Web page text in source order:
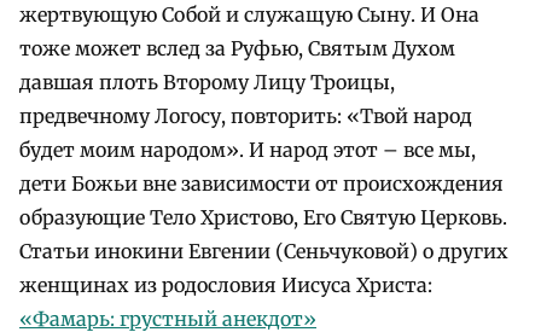
жертвующую Собой и служащую Сыну. И Она
тоже может вслед за Руфью, Святым Духом
давшая плоть Второму Лицу Троицы,
предвечному Логосу, повторить: «Твой народ
будет моим народом». И народ этот – все мы,
дети Божьи вне зависимости от происхождения
образующие Тело Христово, Его Святую Церковь.
Статьи инокини Евгении (Сеньчуковой) о других
женщинах из родословия Иисуса Христа:
«Фамарь: грустный анекдот»